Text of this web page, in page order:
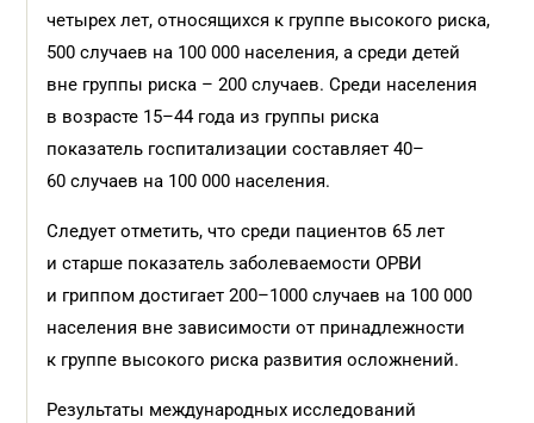
четырех лет, относящихся к группе высокого риска,
500 случаев на 100 000 населения, а среди детей
вне группы риска – 200 случаев. Среди населения
в возрасте 15–44 года из группы риска
показатель госпитализации составляет 40–
60 случаев на 100 000 населения.
Следует отметить, что среди пациентов 65 лет
и старше показатель заболеваемости ОРВИ
и гриппом достигает 200–1000 случаев на 100 000
населения вне зависимости от принадлежности
к группе высокого риска развития осложнений.
Результаты международных исследований